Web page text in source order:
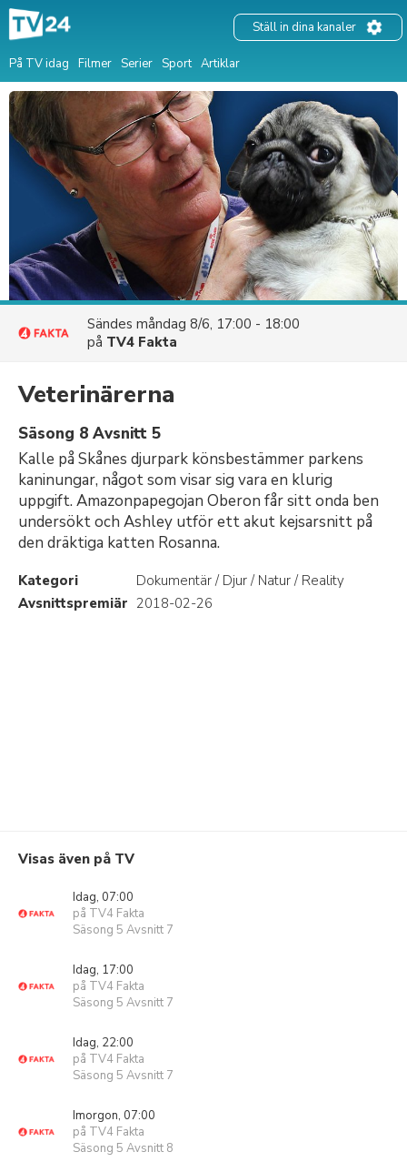
På TV idag Filmer Serier Sport Artiklar
Ställ in dina kanaler
Sändes måndag 8/6, 17:00 - 18:00
på TV4 Fakta
Veterinärerna
Säsong 8 Avsnitt 5
Kalle på Skånes djurpark könsbestämmer parkens
kaninungar, något som visar sig vara en klurig
uppgift. Amazonpapegojan Oberon får sitt onda ben
undersökt och Ashley utför ett akut kejsarsnitt på
den dräktiga katten Rosanna.
Kategori
Dokumentär / Djur / Natur / Reality
Avsnittspremiär 2018-02-26
Visas även på TV
Idag, 07:00
på TV4 Fakta
Säsong 5 Avsnitt 7
Idag, 17:00
på TV4 Fakta
Säsong 5 Avsnitt 7
Idag, 22:00
på TV4 Fakta
Säsong 5 Avsnitt 7
Imorgon, 07:00
på TV4 Fakta
Säsong 5 Avsnitt 8